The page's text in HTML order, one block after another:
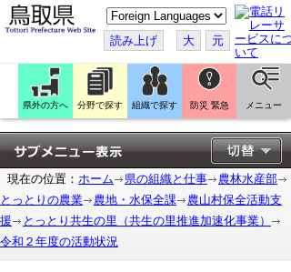
こ
の
ペ
ー
ジ
翻
訳
す
る
読み上げ 大 元
県外の方へ 分野で探す 組織で探す 防災 緊急 メニュー
現在の位置： ホーム 県の組織と仕事
農林水産部
とっとりの農業
農地・水保全課
農山村保全活動支
援
とっとり共生の里（共生の里推進加速化事業）
令和２年度の活動状況